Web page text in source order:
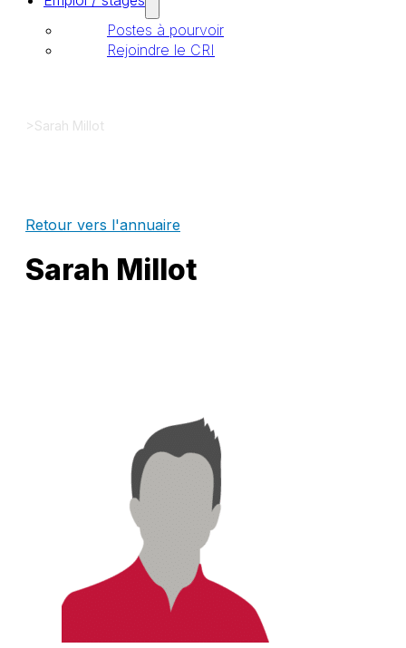
Postes à pourvoir
Rejoindre le CRI
>Sarah Millot
Retour vers l'annuaire
Sarah Millot